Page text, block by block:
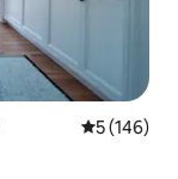
5 (146)